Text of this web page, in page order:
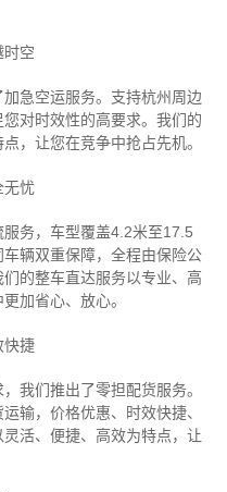
时空
急空运服务。支持杭州周边
对时效性的高要求。我们的
，让您在竞争中抢占先机。
无忧
务，车型覆盖4.2米至17.5
辆双重保障，全程由保险公
的整车直达服务以专业、高
加省心、放心。
快捷
我们推出了零担配货服务。
输，价格优惠、时效快捷、
活、便捷、高效为特点，让